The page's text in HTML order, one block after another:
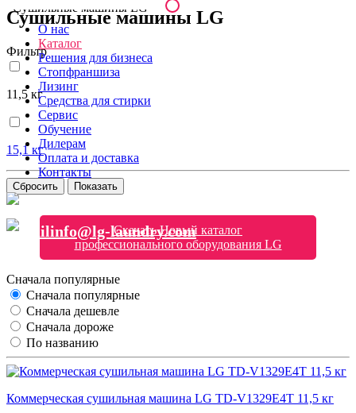
О нас
Каталог
Решения для бизнеса
Стопфраншиза
Лизинг
Средства для стирки
Сервис
Обучение
Дилерам
Оплата и доставка
Контакты
info@lg-laundry.com
Сушильные машины LG
Сушильные машины LG
Фильтр
11,5 кг
15,1 кг
Сбросить Показать
Скачать Новый каталог
профессионального оборудования LG
Сначала популярные
Сначала популярные
Сначала дешевле
Сначала дороже
По названию
Коммерческая сушильная машина LG TD-V1329Е4Т 11,5 кг